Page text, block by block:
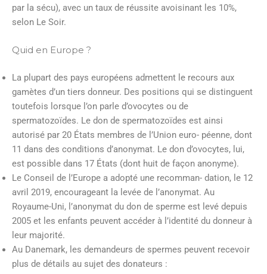
par la sécu), avec un taux de réussite avoisinant les 10%,
selon Le Soir.
Quid en Europe ?
La plupart des pays européens admettent le recours aux
gamètes d’un tiers donneur. Des positions qui se distinguent
toutefois lorsque l’on parle d’ovocytes ou de
spermatozoïdes. Le don de spermatozoïdes est ainsi
autorisé par 20 États membres de l’Union euro- péenne, dont
11 dans des conditions d’anonymat. Le don d’ovocytes, lui,
est possible dans 17 États (dont huit de façon anonyme).
Le Conseil de l’Europe a adopté une recomman- dation, le 12
avril 2019, encourageant la levée de l’anonymat. Au
Royaume-Uni, l’anonymat du don de sperme est levé depuis
2005 et les enfants peuvent accéder à l’identité du donneur à
leur majorité.
Au Danemark, les demandeurs de spermes peuvent recevoir
plus de détails au sujet des donateurs :